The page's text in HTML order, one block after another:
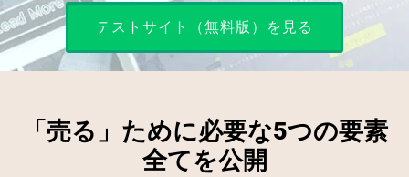
テストサイト（無料版）を見る
「売る」ために必要な5つの要素
全てを公開